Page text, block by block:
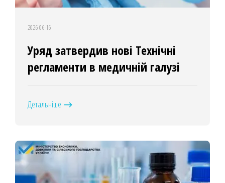
2026-06-16
Уряд затвердив нові Технічні
регламенти в медичній галузі
Детальніше